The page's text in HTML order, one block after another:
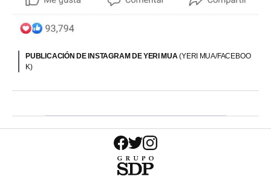
PUBLICACIÓN DE INSTAGRAM DE YERI MUA(YERI MUA/FACEBOO
K)